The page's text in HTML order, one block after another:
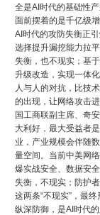
全是AI时代的基础性
面前摆着的是千亿级
AI时代的攻防失衡正
选择提升漏挖能力拉
失衡，也不现实；基
升级改造，实现一体
人与人的对抗，比技
的出现，让网络攻击
国工商联副主席、奇
大利好，最大受益者
业，产业规模会伴随
量空间。当前中美网
爆实战安全、数据安
失衡，不现实；防护
这两条“不现实”，最
纵深防御，是AI时代的